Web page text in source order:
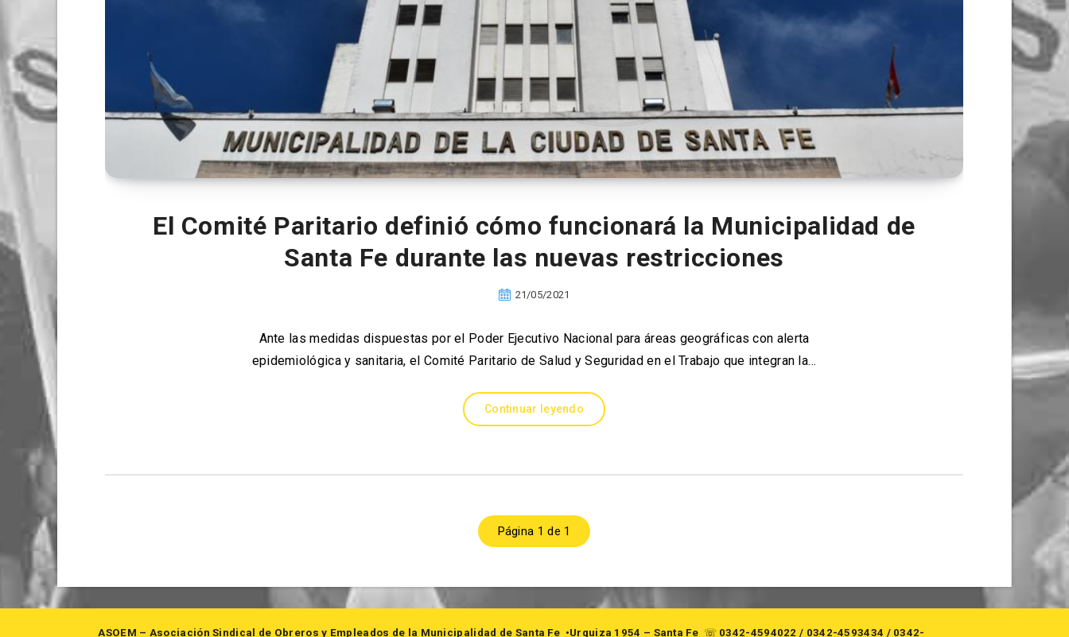
El Comité Paritario definió cómo funcionará la Municipalidad de
Santa Fe durante las nuevas restricciones
21/05/2021
Ante las medidas dispuestas por el Poder Ejecutivo Nacional para áreas geográficas con alerta
epidemiológica y sanitaria, el Comité Paritario de Salud y Seguridad en el Trabajo que integran la…
Continuar leyendo
Página 1 de 1
ASOEM – Asociación Sindical de Obreros y Empleados de la Municipalidad de Santa Fe •Urquiza 1954 – Santa Fe ☏ 0342-4594022 / 0342-4593434 / 0342-